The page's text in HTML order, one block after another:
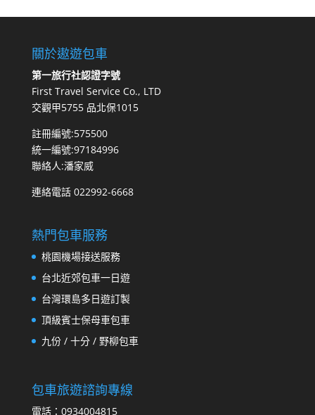
關於遨遊包車
第一旅行社認證字號
First Travel Service Co., LTD
交觀甲5755 品北保1015
註冊編號:575500
統一編號:97184996
聯絡人:潘家威
連絡電話 022992-6668
熱門包車服務
桃園機場接送服務
台北近郊包車一日遊
台灣環島多日遊訂製
頂級賓士保母車包車
九份 / 十分 / 野柳包車
包車旅遊諮詢專線
電話：0934004815